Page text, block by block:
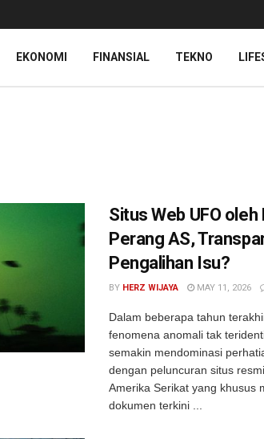
EKONOMI FINANSIAL TEKNO
Situs Web UFO
Perang AS,
Pengalihan Isu?
BY HERZ WIJAYA MAY 11, 2026
Dalam beberapa tahun
fenomena anomali tak
semakin mendominasi
dengan peluncuran situs
Amerika Serikat yang khusus
dokumen terkini ...